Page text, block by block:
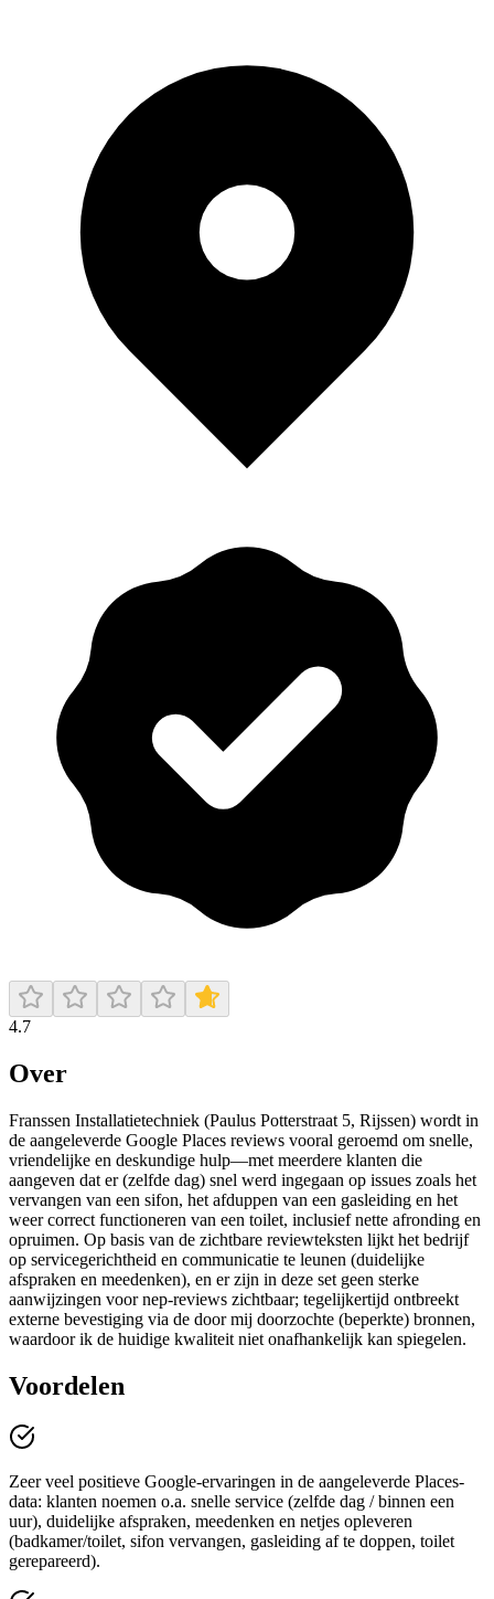
4.7
Over
Franssen Installatietechniek (Paulus Potterstraat 5, Rijssen) wordt in
de aangeleverde Google Places reviews vooral geroemd om snelle,
vriendelijke en deskundige hulp—met meerdere klanten die
aangeven dat er (zelfde dag) snel werd ingegaan op issues zoals het
vervangen van een sifon, het afduppen van een gasleiding en het
weer correct functioneren van een toilet, inclusief nette afronding en
opruimen. Op basis van de zichtbare reviewteksten lijkt het bedrijf
op servicegerichtheid en communicatie te leunen (duidelijke
afspraken en meedenken), en er zijn in deze set geen sterke
aanwijzingen voor nep-reviews zichtbaar; tegelijkertijd ontbreekt
externe bevestiging via de door mij doorzochte (beperkte) bronnen,
waardoor ik de huidige kwaliteit niet onafhankelijk kan spiegelen.
Voordelen
Zeer veel positieve Google-ervaringen in de aangeleverde Places-
data: klanten noemen o.a. snelle service (zelfde dag / binnen een
uur), duidelijke afspraken, meedenken en netjes opleveren
(badkamer/toilet, sifon vervangen, gasleiding af te doppen, toilet
gerepareerd).